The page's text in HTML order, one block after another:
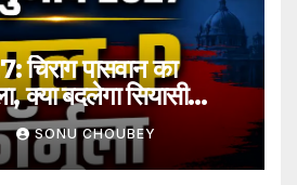
चिराग पासवान का
क्या बदलेगा सियासी
SONU CHOUBEY